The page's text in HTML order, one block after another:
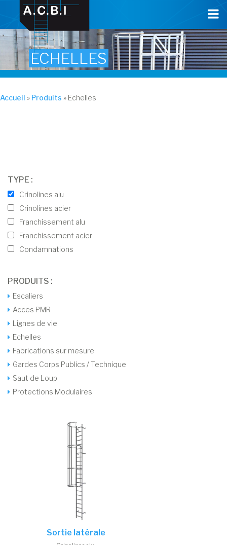
ECHELLES
Accueil » Produits » Echelles
TYPE :
Crinolines alu
Crinolines acier
Franchissement alu
Franchissement acier
Condamnations
PRODUITS :
Escaliers
Acces PMR
Lignes de vie
Echelles
Fabrications sur mesure
Gardes Corps Publics / Technique
Saut de Loup
Protections Modulaires
Sortie latérale
Cookies management panel